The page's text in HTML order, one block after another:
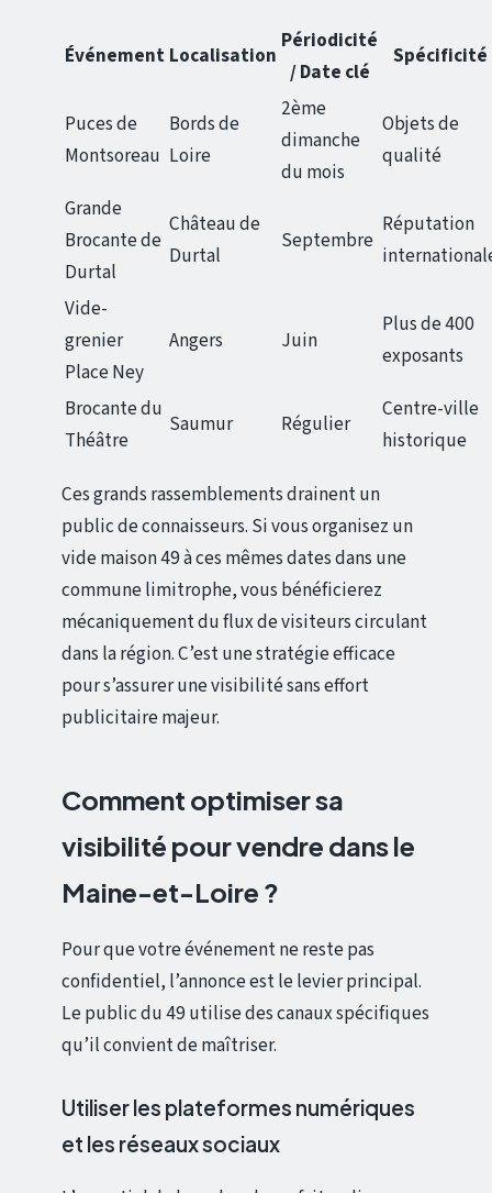
Événement Localisation
Périodicité
/ Date clé
Spécificité
Puces de
Montsoreau
Bords de
Loire
2ème
dimanche
du mois
Objets de
qualité
Grande
Brocante de
Durtal
Château de
Durtal
Septembre
Réputation
Vide-
grenier
Place Ney
Angers Juin
Plus de 400
exposants
Brocante du
Théâtre
Saumur Régulier
Centre-ville
historique
Ces grands rassemblements drainent un
public de connaisseurs. Si vous organisez un
vide maison 49 à ces mêmes dates dans une
commune limitrophe, vous bénéficierez
mécaniquement du flux de visiteurs circulant
dans la région. C’est une stratégie efficace
pour s’assurer une visibilité sans effort
publicitaire majeur.
Comment optimiser sa
visibilité pour vendre dans le
Maine-et-Loire ?
Pour que votre événement ne reste pas
confidentiel, l’annonce est le levier principal.
Le public du 49 utilise des canaux spécifiques
qu’il convient de maîtriser.
Utiliser les plateformes numériques
et les réseaux sociaux